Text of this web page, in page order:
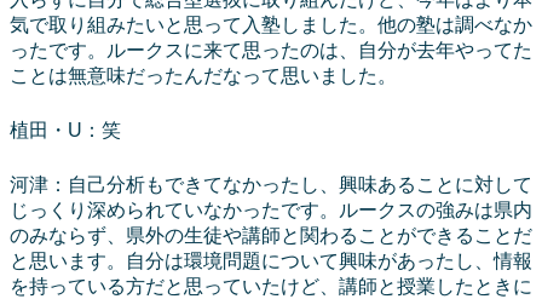
気で取り組みたいと思って入塾しました。他の塾は調べなか
ったです。ルークスに来て思ったのは、自分が去年やってた
ことは無意味だったんだなって思いました。
植田・U：笑
河津：自己分析もできてなかったし、興味あることに対して
じっくり深められていなかったです。ルークスの強みは県内
のみならず、県外の生徒や講師と関わることができることだ
と思います。自分は環境問題について興味があったし、情報
を持っている方だと思っていたけど、講師と授業したときに